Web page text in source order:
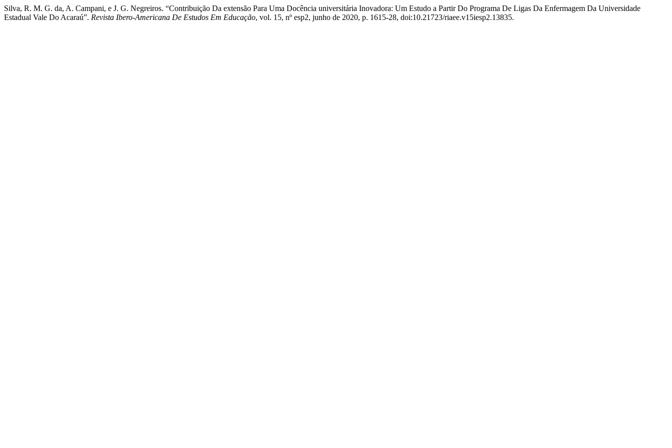
Silva, R. M. G. da, A. Campani, e J. G. Negreiros. “Contribuição Da extensão Para Uma Docência universitária Inovadora: Um Estudo a Partir Do Programa De Ligas Da Enfermagem Da Universidade
Estadual Vale Do Acaraú”. Revista Ibero-Americana De Estudos Em Educação, vol. 15, nº esp2, junho de 2020, p. 1615-28, doi:10.21723/riaee.v15iesp2.13835.